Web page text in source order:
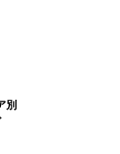
別